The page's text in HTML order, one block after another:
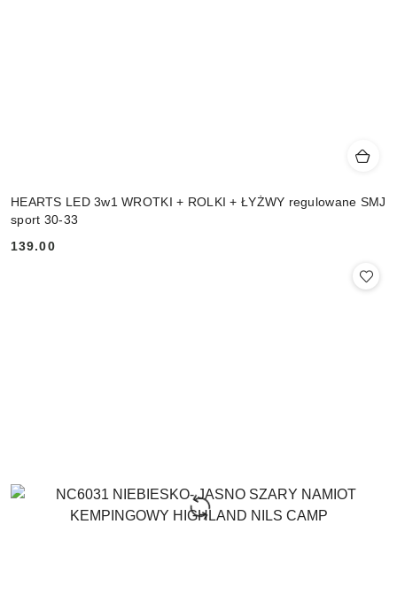
HEARTS LED 3w1 WROTKI + ROLKI + ŁYŻWY regulowane SMJ
sport 30-33
Cena:
139.00